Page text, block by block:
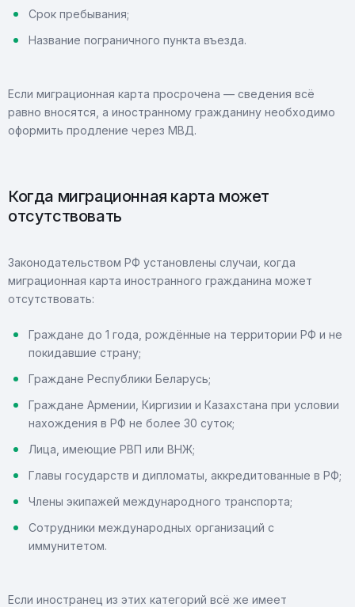
Срок пребывания;
Название пограничного пункта въезда.
Если миграционная карта просрочена — сведения всё
равно вносятся, а иностранному гражданину необходимо
оформить продление через МВД.
Когда миграционная карта может
отсутствовать
Законодательством РФ установлены случаи, когда
миграционная карта иностранного гражданина может
отсутствовать:
Граждане до 1 года, рождённые на территории РФ и не
покидавшие страну;
Граждане Республики Беларусь;
Граждане Армении, Киргизии и Казахстана при условии
нахождения в РФ не более 30 суток;
Лица, имеющие РВП или ВНЖ;
Главы государств и дипломаты, аккредитованные в РФ;
Члены экипажей международного транспорта;
Сотрудники международных организаций с
иммунитетом.
Если иностранец из этих категорий всё же имеет